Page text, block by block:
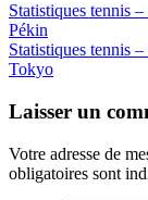
Statistiques tennis
Pékin
Statistiques tennis
Tokyo
Laisser un
Votre adresse de
obligatoires sont